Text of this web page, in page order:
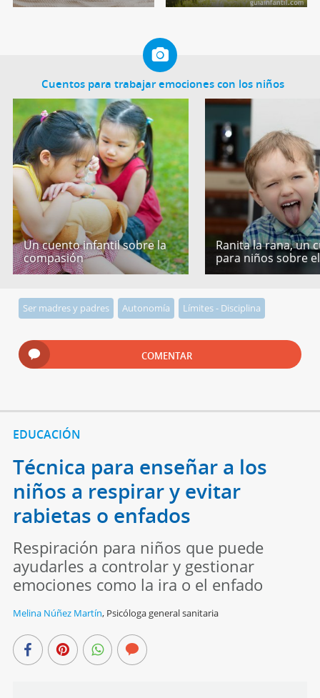
Cuentos para trabajar emociones con los niños
Un cuento infantil sobre la
compasión
Ranita la rana, un
para niños sobre
Ser madres y padres Autonomía Límites - Disciplina
COMENTAR
EDUCACIÓN
Técnica para enseñar a los
niños a respirar y evitar
rabietas o enfados
Respiración para niños que puede
ayudarles a controlar y gestionar
emociones como la ira o el enfado
Melina Núñez Martín, Psicóloga general sanitaria